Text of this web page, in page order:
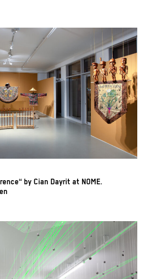
by Cian Dayrit at NOME.